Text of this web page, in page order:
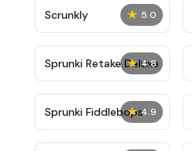
★ 5.0
Scrunkly
★ 4.8
Sprunki Retake Deluxe
★ 4.9
Sprunki Fiddlebops